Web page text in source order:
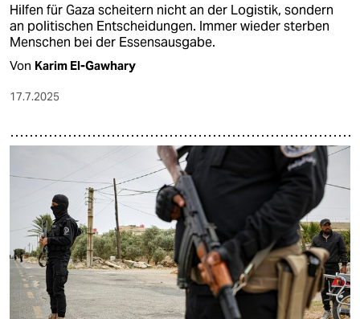
Hilfen für Gaza scheitern nicht an der Logistik, sondern
an politischen Entscheidungen. Immer wieder sterben
Menschen bei der Essensausgabe.
Von Karim El-Gawhary
17.7.2025